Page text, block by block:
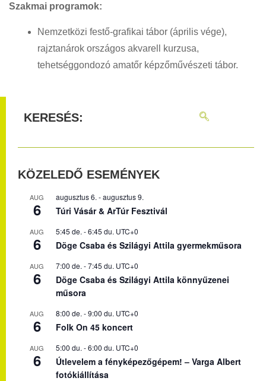
Szakmai programok:
Nemzetközi festő-grafikai tábor (április vége),
rajztanárok országos akvarell kurzusa,
tehetséggondozó amatőr képzőművészeti tábor.
KERESÉS:
KÖZELEDŐ ESEMÉNYEK
AUG
6
augusztus 6. -augusztus 9.
Túri Vásár & ArTúr Fesztivál
AUG
6
5:45 de. -6:45 du. UTC+0
Döge Csaba és Szilágyi Attila gyermekműsora
AUG
6
7:00 de. -7:45 du. UTC+0
Döge Csaba és Szilágyi Attila könnyűzenei
műsora
AUG
6
8:00 de. -9:00 du. UTC+0
Folk On 45 koncert
AUG
6
5:00 du. -6:00 du. UTC+0
Útlevelem a fényképezőgépem! – Varga Albert
fotókiállítása